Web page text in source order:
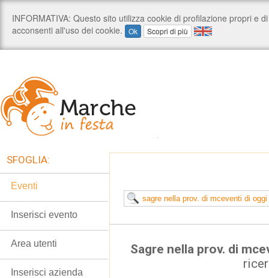
Sagre nella prov. di
SFOGLIA:
Eventi
Inserisci evento
Area utenti
Inserisci azienda